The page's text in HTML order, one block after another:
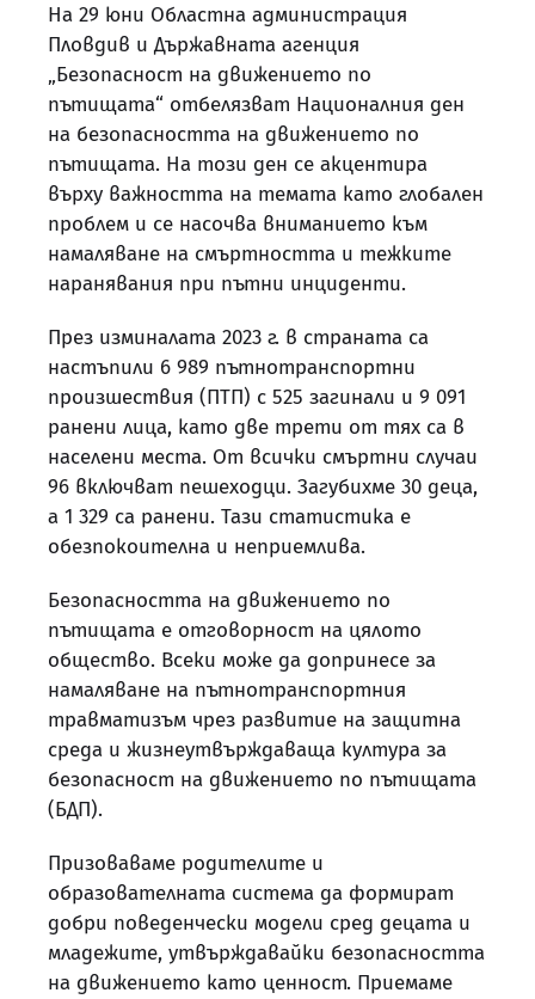
На 29 юни Областна администрация
Пловдив и Държавната агенция
„Безопасност на движението по
пътищата“ отбелязват Националния ден
на безопасността на движението по
пътищата. На този ден се акцентира
върху важността на темата като глобален
проблем и се насочва вниманието към
намаляване на смъртността и тежките
наранявания при пътни инциденти.
През изминалата 2023 г. в страната са
настъпили 6 989 пътнотранспортни
произшествия (ПТП) с 525 загинали и 9 091
ранени лица, като две трети от тях са в
населени места. От всички смъртни случаи
96 включват пешеходци. Загубихме 30 деца,
а 1 329 са ранени. Тази статистика е
обезпокоителна и неприемлива.
Безопасността на движението по
пътищата е отговорност на цялото
общество. Всеки може да допринесе за
намаляване на пътнотранспортния
травматизъм чрез развитие на защитна
среда и жизнеутвърждаваща култура за
безопасност на движението по пътищата
(БДП).
Призоваваме родителите и
образователната система да формират
добри поведенчески модели сред децата и
младежите, утвърждавайки безопасността
на движението като ценност. Приемаме